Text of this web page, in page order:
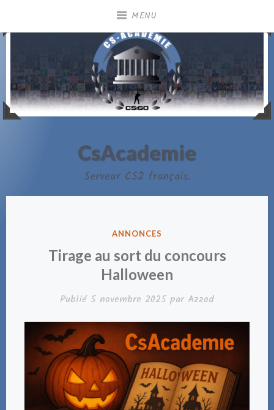
contenu
MENU
CsAcademie
Serveur CS2 français.
PUBLIÉ
ANNONCES
Tirage au sort du concours
Halloween
Publié 5 novembre 2025par Azzod